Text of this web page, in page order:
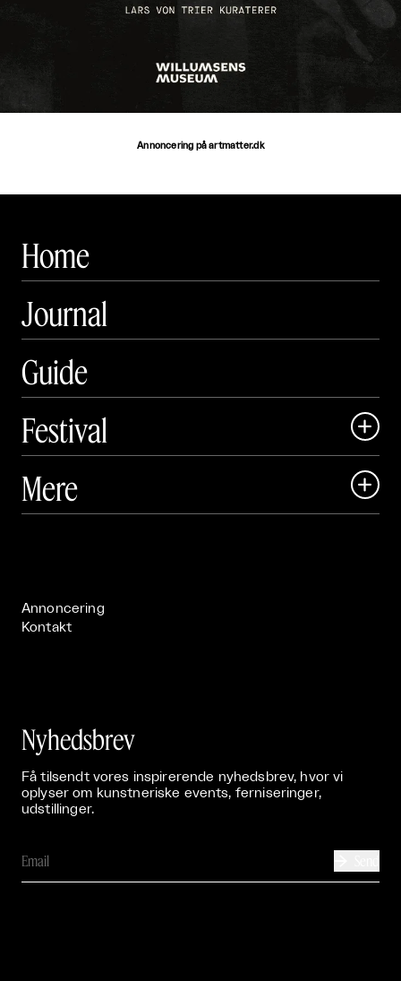
Annoncering på artmatter.dk
Home
Journal
Guide
Festival

 Art Matter Festival
Mere 
Annoncering
Kontakt
Nyhedsbrev
Få tilsendt vores inspirerende nyhedsbrev, hvor vi
oplyser om kunstneriske events, ferniseringer,
udstillinger.